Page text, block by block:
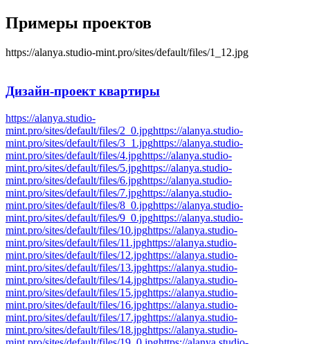
Примеры проектов
https://alanya.studio-mint.pro/sites/default/files/1_12.jpg
Дизайн-проектквартиры
https://alanya.studio-
mint.pro/sites/default/files/2_0.jpghttps://alanya.studio-
mint.pro/sites/default/files/3_1.jpghttps://alanya.studio-
mint.pro/sites/default/files/4.jpghttps://alanya.studio-
mint.pro/sites/default/files/5.jpghttps://alanya.studio-
mint.pro/sites/default/files/6.jpghttps://alanya.studio-
mint.pro/sites/default/files/7.jpghttps://alanya.studio-
mint.pro/sites/default/files/8_0.jpghttps://alanya.studio-
mint.pro/sites/default/files/9_0.jpghttps://alanya.studio-
mint.pro/sites/default/files/10.jpghttps://alanya.studio-
mint.pro/sites/default/files/11.jpghttps://alanya.studio-
mint.pro/sites/default/files/12.jpghttps://alanya.studio-
mint.pro/sites/default/files/13.jpghttps://alanya.studio-
mint.pro/sites/default/files/14.jpghttps://alanya.studio-
mint.pro/sites/default/files/15.jpghttps://alanya.studio-
mint.pro/sites/default/files/16.jpghttps://alanya.studio-
mint.pro/sites/default/files/17.jpghttps://alanya.studio-
mint.pro/sites/default/files/18.jpghttps://alanya.studio-